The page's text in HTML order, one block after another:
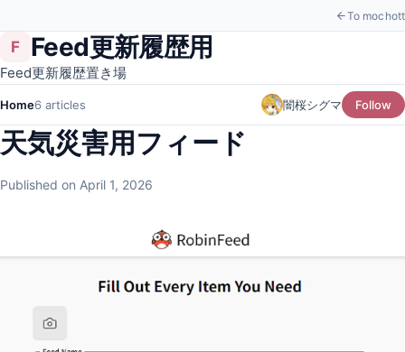
To mochott
F Feed更新履歴用
Feed更新履歴置き場
Home6 articles 闇桜シグマ Follow
天気災害用フィード
Published on April 1, 2026